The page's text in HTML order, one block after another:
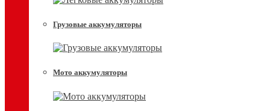
Грузовые аккумуляторы
Мото аккумуляторы